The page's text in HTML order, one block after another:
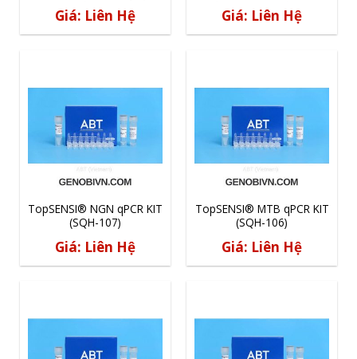
Giá: Liên Hệ Giá: Liên Hệ
TopSENSI® NGN qPCR KIT
(SQH-107)
Giá: Liên Hệ
TopSENSI® MTB qPCR KIT
(SQH-106)
Giá: Liên Hệ